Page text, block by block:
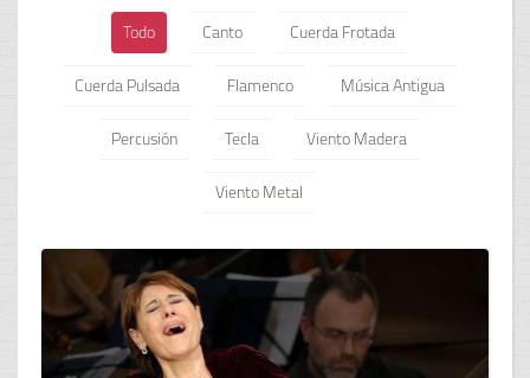
Todo Canto
Cuerda Frotada
Cuerda Pulsada
Flamenco
Música Antigua
Percusión
Tecla
Viento Madera
Viento Metal